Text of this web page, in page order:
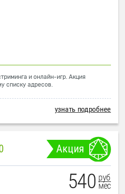
и онлайн-игр. Акция
списку адресов.
узнать подробнее
Акция
540 руб
мес